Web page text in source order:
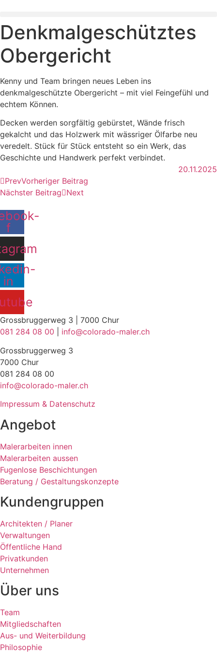
Denkmalgeschütztes
Obergericht
Kenny und Team bringen neues Leben ins
denkmalgeschützte Obergericht – mit viel Feingefühl und
echtem Können.
Decken werden sorgfältig gebürstet, Wände frisch
gekalcht und das Holzwerk mit wässriger Ölfarbe neu
veredelt. Stück für Stück entsteht so ein Werk, das
Geschichte und Handwerk perfekt verbindet.
20.11.2025
PrevVorheriger Beitrag
Nächster Beitrag Next
f
in
Grossbruggerweg 3 | 7000 Chur
081 284 08 00
info@colorado-maler.ch
Grossbruggerweg 3
7000 Chur
081 284 08 00
info@colorado-maler.ch
Impressum & Datenschutz
Angebot
Malerarbeiten innen
Malerarbeiten aussen
Fugenlose Beschichtungen
Beratung / Gestaltungskonzepte
Kundengruppen
Architekten / Planer
Verwaltungen
Öffentliche Hand
Privatkunden
Unternehmen
Über uns
Team
Mitgliedschaften
Aus- und Weiterbildung
Philosophie